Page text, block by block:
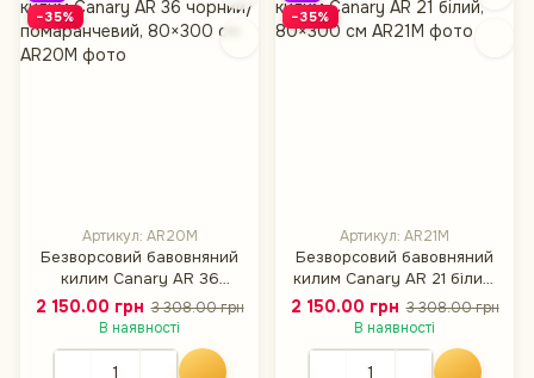
−35%
Артикул: AR20M
Безворсовий бавовняний
килим Canary AR 36
чорний/помаранчевий,
80×300 см
2 150.00 грн 3 308.00 грн
В наявності
−35%
Артикул: AR21M
Безворсовий бавовняний
килим Canary AR 21 білий,
80×300 см
2 150.00 грн 3 308.00 грн
В наявності